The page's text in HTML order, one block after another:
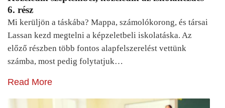
6. rész
Mi kerüljön a táskába? Mappa, számolókorong, és társai
Lassan kezd megtelni a képzeletbeli iskolatáska. Az
előző részben több fontos alapfelszerelést vettünk
számba, most pedig folytatjuk…
Read More